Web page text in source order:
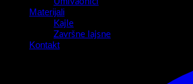
Materijali
Kajle
Završne lajsne
Kontakt